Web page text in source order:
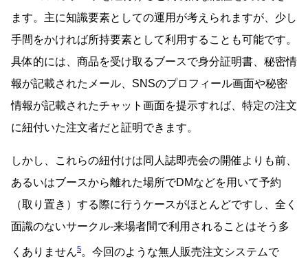
ます。主に知識要素としての運用が考えられますが、少し
手間をかければ所持要素として利用することも可能です。
具体的には、商品を受け取るブースで身分証明書、秘密情
報が記載されたメール、SNSのプロフィール画面や秘密
情報が記載されたチャット画面を提示すれば、特定の注文
に紐付いた注文者だと証明できます。
しかし、これらの紐付けは同人誌即売会の開催よりも前、
あるいはブースから離れた場所でDMなどを用いて予約
（取り置き）する際に行うケースがほとんどですし、全く
面識のないサークル-来場者間で利用されることはそう多
くありません5。今回のような無人販売注文システムで